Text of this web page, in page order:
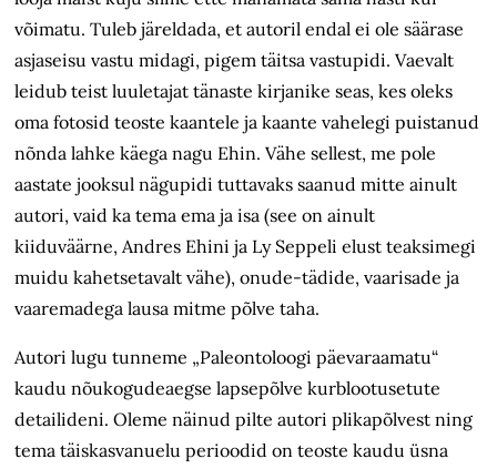
võimatu. Tuleb järeldada, et autoril endal ei ole säärase
asjaseisu vastu midagi, pigem täitsa vastupidi. Vaevalt
leidub teist luuletajat tänaste kirjanike seas, kes oleks
oma fotosid teoste kaantele ja kaante vahelegi puistanud
nõnda lahke käega nagu Ehin. Vähe sellest, me pole
aastate jooksul nägupidi tuttavaks saanud mitte ainult
autori, vaid ka tema ema ja isa (see on ainult
kiiduväärne, Andres Ehini ja Ly Seppeli elust teaksimegi
muidu kahetsetavalt vähe), onude-tädide, vaarisade ja
vaaremadega lausa mitme põlve taha.
Autori lugu tunneme „Paleontoloogi päevaraamatu“
kaudu nõukogudeaegse lapsepõlve kurblootusetute
detailideni. Oleme näinud pilte autori plikapõlvest ning
tema täiskasvanuelu perioodid on teoste kaudu üsna